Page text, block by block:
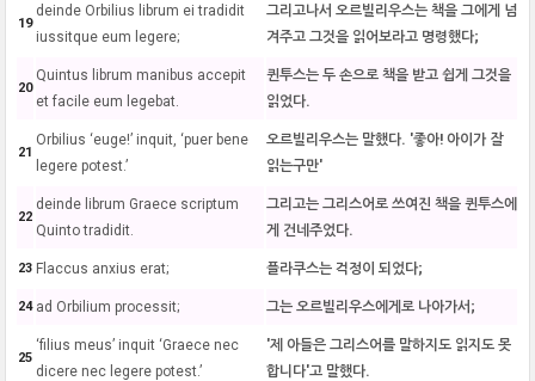
19
deinde Orbilius librum ei tradidit
iussitque eum legere;
그리고나서 오르빌리우스는 책을 그에게 넘
겨주고 그것을 읽어보라고 명령했다;
20
Quintus librum manibus accepit
et facile eum legebat.
퀸투스는 두 손으로 책을 받고 쉽게 그것을
읽었다.
21
Orbilius ‘euge!’ inquit, ‘puer bene
legere potest.’
오르빌리우스는 말했다. '좋아! 아이가 잘
읽는구만'
22
deinde librum Graece scriptum
Quinto tradidit.
그리고는 그리스어로 쓰여진 책을 퀸투스에
게 건네주었다.
23 Flaccus anxius erat; 플라쿠스는 걱정이 되었다;
24 ad Orbilium processit; 그는 오르빌리우스에게로 나아가서;
25
‘filius meus’ inquit ‘Graece nec
dicere nec legere potest.’
'제 아들은 그리스어를 말하지도 읽지도 못
합니다'고 말했다.